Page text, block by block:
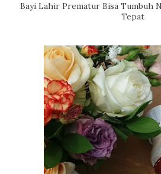
Bayi Lahir Prematur Bisa Tumbuh
Tepat